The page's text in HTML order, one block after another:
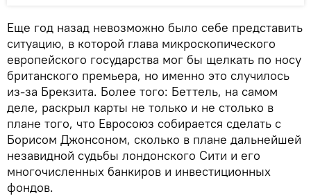
Еще год назад невозможно было себе представить
ситуацию, в которой глава микроскопического
европейского государства мог бы щелкать по носу
британского премьера, но именно это случилось
из-за Брекзита. Более того: Беттель, на самом
деле, раскрыл карты не только и не столько в
плане того, что Евросоюз собирается сделать с
Борисом Джонсоном, сколько в плане дальнейшей
незавидной судьбы лондонского Сити и его
многочисленных банкиров и инвестиционных
фондов.